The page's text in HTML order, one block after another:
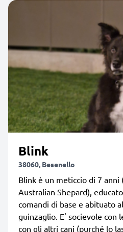
Blink
38060, Besenello
Blink è un meticcio di 7 anni
Australian Shepard),
comandi di base e abituato
guinzaglio. E' socievole con
con gli altri cani (purché lo